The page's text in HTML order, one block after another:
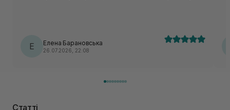
було знайти свою порцію для подальшого комфортного
використання. Щодо якості очищення питань не виникло, з
цим впорався на 10/10. Був цікавий досвід затесту даного
Е Елена Барановська
26.07.2026, 22:08
Статті